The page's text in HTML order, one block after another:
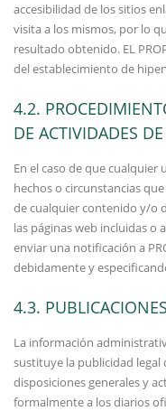
accesibilidad de los sitios
visita a los mismos, por lo
resultado obtenido. EL
del establecimiento de
4.2.
DE ACTIVIDADES
En el caso de que
hechos o circunstancias
de cualquier contenido y/o
las páginas web incluidas o
enviar una notificación a
debidamente y
4.3. PUBLICACIONES
La información
sustituye la publicidad legal
disposiciones generales y
formalmente a los diarios